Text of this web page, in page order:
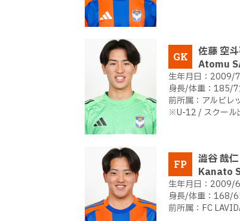
佐藤 空
Atomu
GK
2009/
185/
アルビレ
※U-12 / スクール
澁谷 哉仁
Kanato
FP
2009/
168/
FC